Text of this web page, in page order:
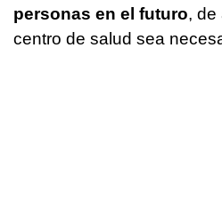
personas en el futuro, de
centro de salud sea